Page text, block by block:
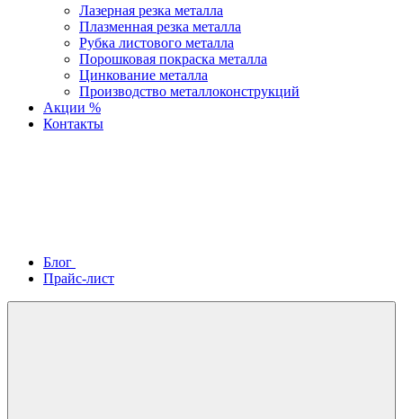
Лазерная резка металла
Плазменная резка металла
Рубка листового металла
Порошковая покраска металла
Цинкование металла
Производство металлоконструкций
Акции %
Контакты
Блог
Прайс-лист